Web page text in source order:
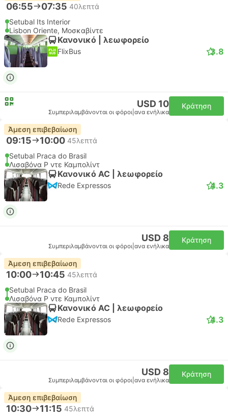
06:55 07:35 40λεπτά
Setubal Its Interior
Lisbon Oriente, Μοσκαβίντε
Κανονικό | λεωφορείο
FlixBus 3.8
USD 10
Συμπεριλαμβάνονται οι φόροι ανα ενήλικα
Κράτηση
Άμεση επιβεβαίωση
09:15 10:00 45λεπτά
Setubal Praca do Brasil
Λισαβόνα Ρ ντε Καμπολίντ
Κανονικό AC | λεωφορείο
Rede Expressos 4.3
USD 8
Συμπεριλαμβάνονται οι φόροι ανα ενήλικα
Κράτηση
Άμεση επιβεβαίωση
10:00 10:45 45λεπτά
Setubal Praca do Brasil
Λισαβόνα Ρ ντε Καμπολίντ
Κανονικό AC | λεωφορείο
Rede Expressos 4.3
USD 8
Συμπεριλαμβάνονται οι φόροι ανα ενήλικα
Κράτηση
Άμεση επιβεβαίωση
10:30 11:15 45λεπτά